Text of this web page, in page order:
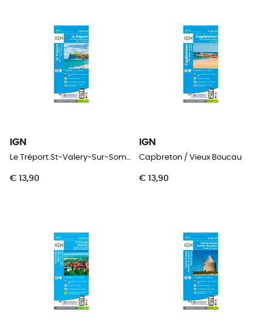
IGN
Le Tréport.St-Valery-Sur-Somme.Baie De Somme
€ 13,90
IGN
Capbreton / Vieux Boucau
€ 13,90